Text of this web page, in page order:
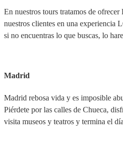
En nuestros tours tratamos de ofrecer
nuestros clientes en una experiencia
si no encuentras lo que buscas, lo
Madrid
Madrid rebosa vida y es imposible
Piérdete por las calles de Chueca,
visita museos y teatros y termina el